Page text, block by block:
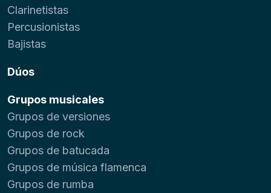
Clarinetistas
Percusionistas
Bajistas
Dúos
Grupos musicales
Grupos de versiones
Grupos de rock
Grupos de batucada
Grupos de música flamenca
Grupos de rumba